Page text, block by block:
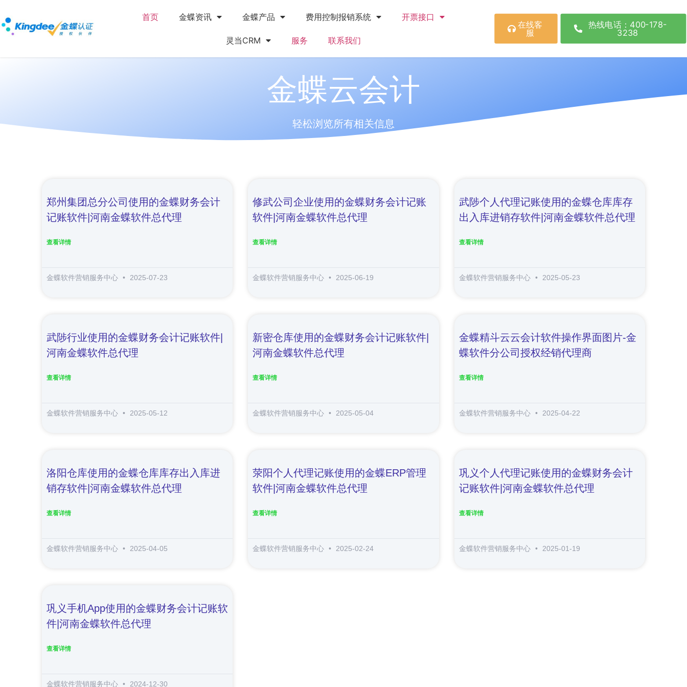
首页 金蝶资讯 金蝶产品 费用控制报销系统 开票接口
灵当CRM 服务 联系我们
在线客
服
热线电话：400-178-
3238
金蝶云会计
轻松浏览所有相关信息
郑州集团总分公司使用的金蝶财务会计
记账软件|河南金蝶软件总代理
查看详情
金蝶软件营销服务中心 2025-07-23
修武公司企业使用的金蝶财务会计记账
软件|河南金蝶软件总代理
查看详情
金蝶软件营销服务中心 2025-06-19
武陟个人代理记账使用的金蝶仓库库存
出入库进销存软件|河南金蝶软件总代理
查看详情
金蝶软件营销服务中心 2025-05-23
武陟行业使用的金蝶财务会计记账软件|
河南金蝶软件总代理
查看详情
金蝶软件营销服务中心 2025-05-12
新密仓库使用的金蝶财务会计记账软件|
河南金蝶软件总代理
查看详情
金蝶软件营销服务中心 2025-05-04
金蝶精斗云云会计软件操作界面图片-金
蝶软件分公司授权经销代理商
查看详情
金蝶软件营销服务中心 2025-04-22
洛阳仓库使用的金蝶仓库库存出入库进
销存软件|河南金蝶软件总代理
查看详情
金蝶软件营销服务中心 2025-04-05
荥阳个人代理记账使用的金蝶ERP管理
软件|河南金蝶软件总代理
查看详情
金蝶软件营销服务中心 2025-02-24
巩义个人代理记账使用的金蝶财务会计
记账软件|河南金蝶软件总代理
查看详情
金蝶软件营销服务中心 2025-01-19
巩义手机app使用的金蝶财务会计记账软
件|河南金蝶软件总代理
查看详情
金蝶软件营销服务中心 2024-12-30